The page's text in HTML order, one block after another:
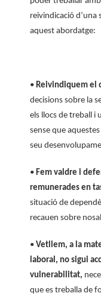
reivindicació d’una
aquest abordatge:
• Reivindiquem el
decisions sobre la
els llocs de treball i
sense que
seu
• Fem valdre i
remunerades en
situació de
recauen sobre
• Vetllem, a la
laboral, no sigui
vulnerabilitat,
que es treballa de